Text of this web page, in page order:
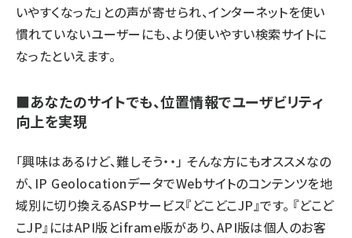
いやすくなった」との声が寄せられ、インターネットを使い
慣れていないユーザーにも、より使いやすい検索サイトに
なったといえます。
■あなたのサイトでも、位置情報でユーザビリティ
向上を実現
「興味はあるけど、難しそう・・」 そんな方にもオススメなの
が、IP GeolocationデータでWebサイトのコンテンツを地
域別に切り換えるASPサービス『どこどこJP』です。 『どこど
こJP』にはAPI版とiframe版があり、API版は個人のお客